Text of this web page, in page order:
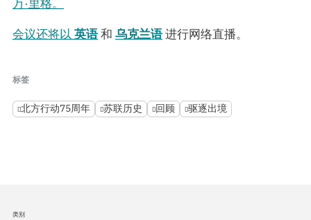
万·里格。
会议还将以 英语和 乌克兰语进行网络直播。
标签
北方行动75周年 苏联历史 回顾 驱逐出境
类别